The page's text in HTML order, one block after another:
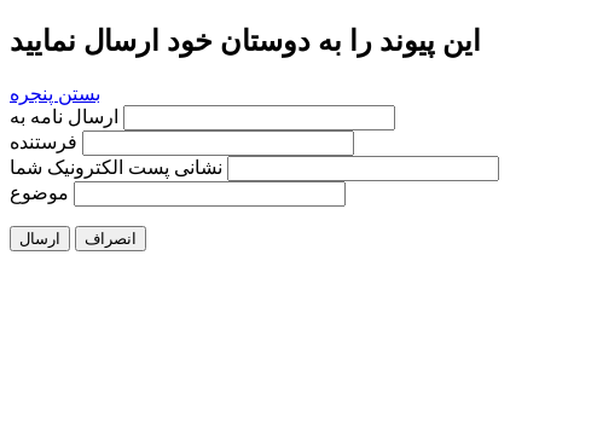
این پیوند را به دوستان خود ارسال نمایید
بستن پنجره
فرستنده
نشانی پست الکترونیک شما
موضوع
ارسال انصراف